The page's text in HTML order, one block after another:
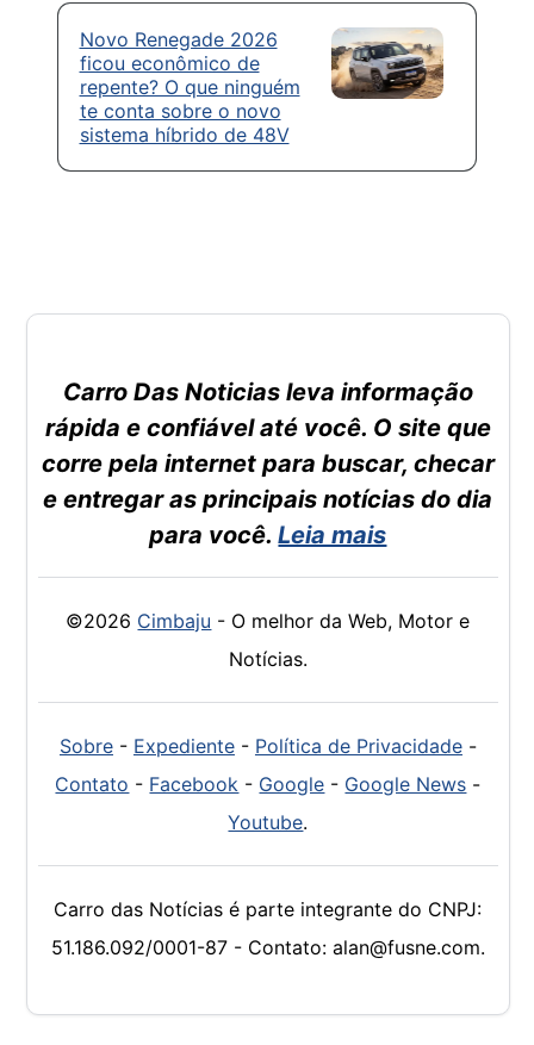
Novo Renegade 2026
ficou econômico de
repente? O que ninguém
te conta sobre o novo
sistema híbrido de 48V
Carro Das Noticias leva informação
rápida e confiável até você. O site que
corre pela internet para buscar, checar
e entregar as principais notícias do dia
para você.Leia mais
©2026 Cimbaju - O melhor da Web, Motor e
Notícias.
Sobre- Expediente- Política de Privacidade-
Contato - Facebook - Google - Google News -
Youtube.
Carro das Notícias é parte integrante do CNPJ:
51.186.092/0001-87 - Contato: alan@fusne.com.